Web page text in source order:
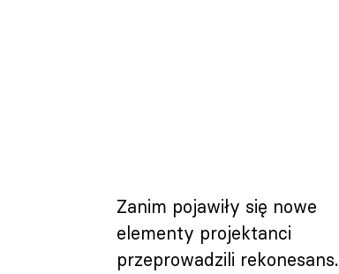
Zanim pojawiły się nowe
elementy projektanci
przeprowadzili rekonesans.